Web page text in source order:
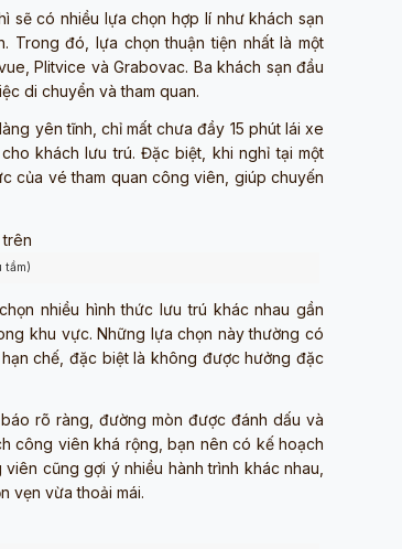
sẽ có nhiều lựa chọn hợp lí như khách sạn
Trong đó, lựa chọn thuận tiện nhất là một
Plitvice và Grabovac. Ba khách sạn đầu
di chuyển và tham quan.
yên tĩnh, chỉ mất chưa đầy 15 phút lái xe
khách lưu trú. Đặc biệt, khi nghỉ tại một
của vé tham quan công viên, giúp chuyến
tầm)
nhiều hình thức lưu trú khác nhau gần
khu vực. Những lựa chọn này thường có
chế, đặc biệt là không được hưởng đặc
rõ ràng, đường mòn được đánh dấu và
công viên khá rộng, bạn nên có kế hoạch
cũng gợi ý nhiều hành trình khác nhau,
vẹn vừa thoải mái.